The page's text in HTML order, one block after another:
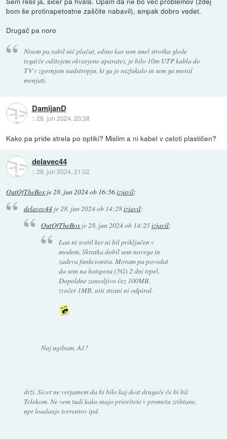
bom še protinapetostne zaščite nabavil), ampak dobro vedet.
Drugač pa noro
Nisem pa rabil nič plačat, edino kar sem imel stroška glede
tega(če odštejem okvarjene aparate), je bilo 10m UTP kabla do
TV v zgornjem nadstropju, ki ga je razfukalo in sem ga moral
menjati.
DamijanD
::28. jun 2024, 20:38
Kako pa pride strela po optiki? Mislim a ni kabel v celoti plastičen?
delavec44
::28. jun 2024, 21:02
OutOfTheBox je 28. jun 2024 ob 16:56izjavil:
delavec44je28. jun 2024 ob 14:28izjavil:
OutOfTheBox je 28. jun 2024 ob 14:25izjavil:
Lan ni svetil ker ni bil priključen v
modem. Skratka dobil sem novega in
zadeva funkcionira. Moram pa povedat
da sem na hotspotu (5G) 2 dni trpel.
Dopoldne zanesljivo čez 100MB,
zvečer 1MB, niti strani ni odpiral.
Naj ugibam, A1?
drži. Sicer ne verjamem da bi bilo kaj dost drugače če bi bil
Telekom. Ne vem tudi kako majo prioritete v prometu zrihtane,
npr loadanje torrentov ipd.